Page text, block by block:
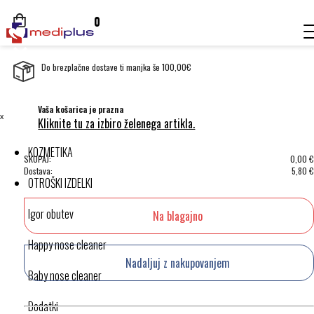
0
Do brezplačne dostave ti manjka še 100,00€
Vaša košarica je prazna
Kliknite tu za izbiro želenega artikla.
SKUPAJ: 0,00 €
Dostava:
5,80 €
Na blagajno
Nadaljuj z nakupovanjem
ˣ
KOZMETIKA
OTROŠKI IZDELKI
Igor obutev
Happy nose cleaner
Baby nose cleaner
Dodatki